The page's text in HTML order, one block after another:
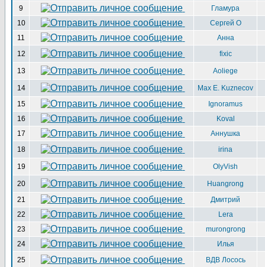
9
Гламура
10
Сергей О
11
Анна
12
fixic
13 Aoliege
14
Max E. Kuznecov
15
Ignoramus
16
Koval
17
Аннушка
18
irina
19 OlyVish
20
Huangrong
21
Дмитрий
22
Lera
23
murongrong
24
Илья
25
ВДВ Лосось